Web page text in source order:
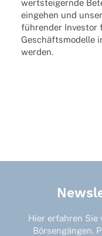
wert­stei­gernde
einge­hen und
führen­der Inves­tor
Geschäfts­mo­delle
werden.
Hier erfahren Sie
Börsengängen,